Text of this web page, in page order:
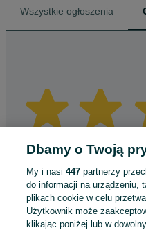
Wszystkie ogłoszenia
Dbamy o Twoją
My i nasi447 partnerzy
do informacji na urządzeniu,
plikach cookie w celu
Użytkownik może
klikając poniżej lub w